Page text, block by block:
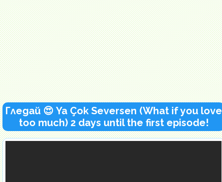
Гледай 😍 Ya Çok Seversen (What if you love
too much) 2 days until the first episode!